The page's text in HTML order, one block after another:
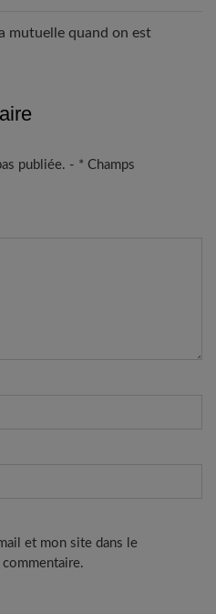
mutuelle quand on est
publiée. - * Champs
et mon site dans le